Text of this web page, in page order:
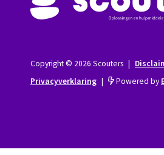
Copyright © 2026 Scouters |
Privacyverklaring | Powered by